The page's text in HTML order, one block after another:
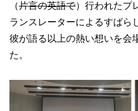
（片言の英語で）行われたプ
ランスレーターによるすばら
彼が語る以上の熱い想いを会
た。